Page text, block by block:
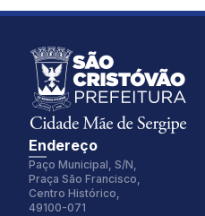
Endereço
Paço Municipal, S/N,
Praça São Francisco,
Centro Histórico,
49100-071